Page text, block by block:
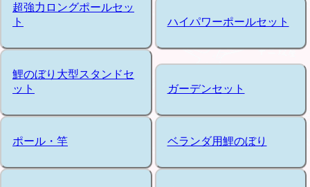
超強力ロングポールセッ
ト
ハイパワーポールセット
鯉のぼり大型スタンドセ
ット
ガーデンセット
ポール・竿 ベランダ用鯉のぼり